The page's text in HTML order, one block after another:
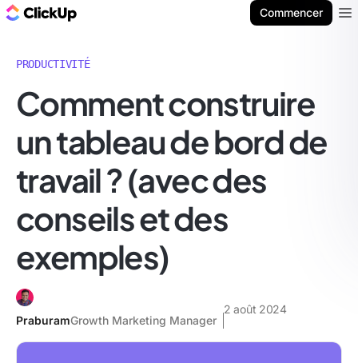
Commencer
PRODUCTIVITÉ
Comment construire
un tableau de bord de
travail ? (avec des
conseils et des
exemples)
PraburamGrowth Marketing Manager
2 août 2024